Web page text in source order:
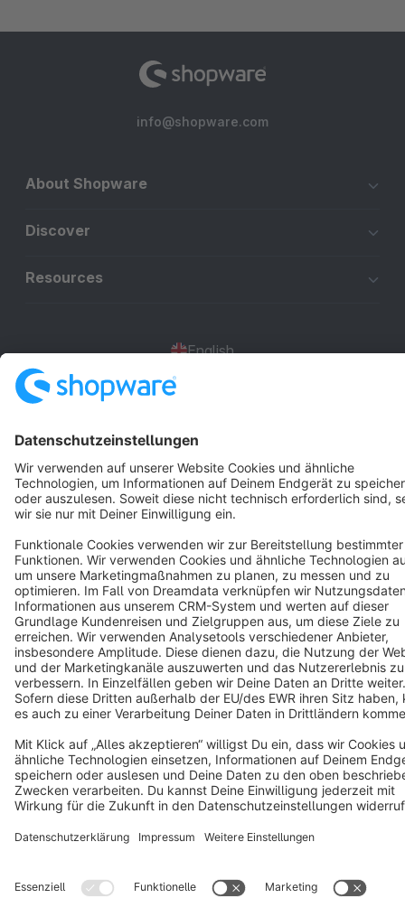
info@shopware.com
About Shopware
Discover
Resources
English
Terms & Conditions Privacy Legal notice
Cookie settings
Copyright © shopware AG - All rights reserved
Notice: * All prices are quoted net of the statutory value-added tax